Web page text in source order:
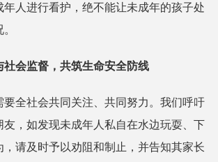
年人进行看护，绝不能让未成年的孩子处
会监督，共筑生命安全防线
全社会共同关注、共同努力。我们呼吁
友，如发现未成年人私自在水边玩耍、下
，请及时予以劝阻和制止，并告知其家长